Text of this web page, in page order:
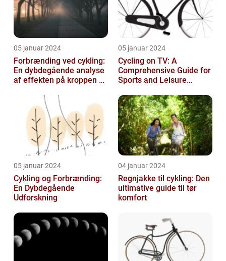
05 januar 2024
Forbrænding ved cykling:
En dybdegående analyse
af effekten på kroppen og
05 januar 2024
Cycling on TV: A
Comprehensive Guide for
Sports and Leisure
05 januar 2024
Cykling og Forbrænding:
En Dybdegående
Udforskning
04 januar 2024
Regnjakke til cykling: Den
ultimative guide til tør
komfort